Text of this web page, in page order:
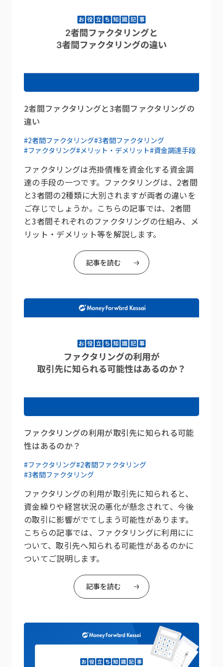
2者間ファクタリングと3者間ファクタリングの
違い
#2者間ファクタリング#3者間ファクタリング
#ファクタリング#メリット・デメリット#資金調達手段
ファクタリングは売掛債権を資金化する資金調
達の手段の一つです。ファクタリングは、2者間
と3者間の2種類に大別されますが両者の違いを
ご存じでしょうか。こちらの記事では、2者間
と3者間それぞれのファクタリングの仕組み、メ
リット・デメリット等を解説します。
記事を読む
ファクタリングの利用が取引先に知られる可能
性はあるのか？
#ファクタリング#2者間ファクタリング
#3者間ファクタリング
ファクタリングの利用が取引先に知られると、
資金繰りや経営状況の悪化が懸念されて、今後
の取引に影響がでてしまう可能性があります。
こちらの記事では、ファクタリングに利用にに
ついて、取引先へ知られる可能性があるのかに
ついてご説明します。
記事を読む